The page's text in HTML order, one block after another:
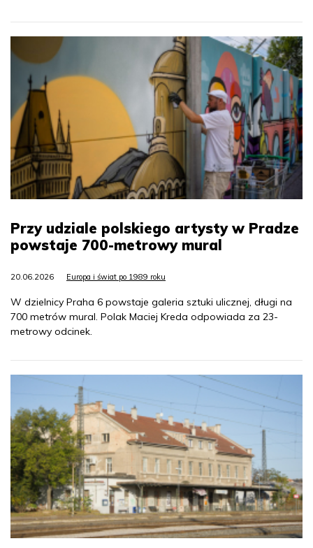
Przy udziale polskiego artysty w Pradze
powstaje 700-metrowy mural
20.06.2026 Europa i świat po 1989 roku
W dzielnicy Praha 6 powstaje galeria sztuki ulicznej, długi na
700 metrów mural. Polak Maciej Kreda odpowiada za 23-
metrowy odcinek.